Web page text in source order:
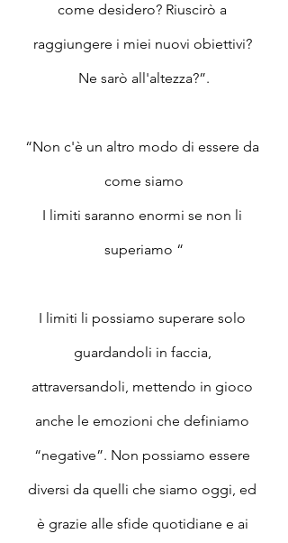
come desidero? Riuscirò a
raggiungere i miei nuovi obiettivi?
Ne sarò all'altezza?”.
“Non c'è un altro modo di essere da
come siamo
I limiti saranno enormi se non li
superiamo “
I limiti li possiamo superare solo
guardandoli in faccia,
attraversandoli, mettendo in gioco
anche le emozioni che definiamo
“negative”. Non possiamo essere
diversi da quelli che siamo oggi, ed
è grazie alle sfide quotidiane e ai